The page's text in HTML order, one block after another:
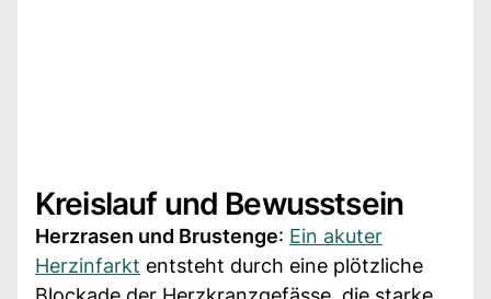
Kreislauf und Bewusstsein
Herzrasen und Brustenge: Ein akuter
Herzinfarkt entsteht durch eine plötzliche